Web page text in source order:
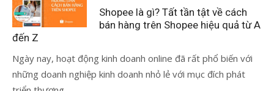
vào
Shopee là gì? Tất tần tật về cách
bán hàng trên Shopee hiệu quả từ A
đến Z
Ngày nay, hoạt động kinh doanh online đã rất phổ biến với
những doanh nghiệp kinh doanh nhỏ lẻ với mục đích phát